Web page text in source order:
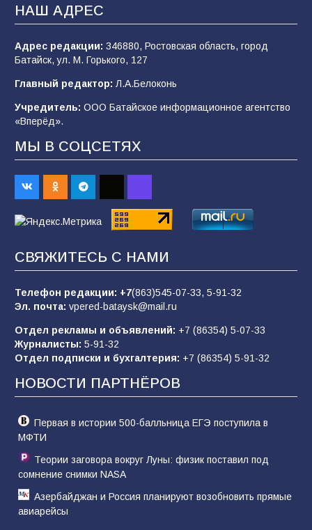
106 31.07.2026
«Мобилизация или набор?» Что на самом
деле происходит в армии России в августе
2026 года
101 03.08.2026
В Батайске продолжаются дорожные работы
98 04.08.2026
заявления о мобилизации — это
пропагандистский вброс
«Слухами Москву не возьмёшь»: почему
заявления Киева о мобилизации — это
отчаяние, а не разведка
81 02.08.2026
НАШ АДРЕС
Адрес редакции: 346880, Ростовская область, город
Батайск, ул. М. Горького, 127
Главный редактор: Л.А.Белоконь
Учредитель: ООО Батайское информационное агентство
«Вперёд».
МЫ В СОЦСЕТЯХ
СВЯЖИТЕСЬ С НАМИ
Телефон редакции: +7(863)545-07-33, 5-91-32
Эл. почта: vpered-bataysk@mail.ru
Отдел рекламы и объявлений: +7 (86354) 5-07-33
Журналисты: 5-91-32
Отдел подписки и бухгалтерия: +7 (86354) 5-91-32
НОВОСТИ ПАРТНЁРОВ
Первая в истории 500-балльница ЕГЭ поступила в
МФТИ
Теории заговора вокруг Луны: физик поставил под
сомнение снимки NASA
Азербайджан и Россия планируют возобновить прямые
авиарейсы